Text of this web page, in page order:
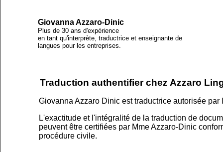
Giovanna Azzaro-Dinic
Plus de 30 ans d'expérience
en tant qu'interprète, traductrice et enseignante de
langues pour les entreprises.
Traduction authentifier chez Azzaro
Giovanna Azzaro Dinic est traductrice autorisée
L'exactitude et l'intégralité de la traduction de
peuvent être certifiées par Mme Azzaro-Dinic
procédure civile.